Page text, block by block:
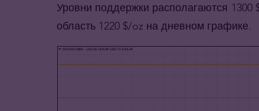
Уровни поддержки располагаются 1300
область 1220 $/oz на дневном графике.